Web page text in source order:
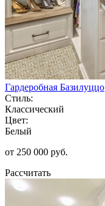
Гардеробная Базилуццо
Стиль:
Классический
Цвет:
Белый
от 250 000 руб.
Рассчитать